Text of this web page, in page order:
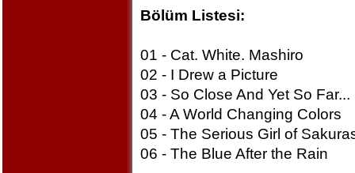
Bölüm Listesi:
01 - Cat. White. Mashiro
02 - I Drew a Picture
03 - So Close And Yet So Far...
04 - A World Changing Colors
05 - The Serious Girl of
06 - The Blue After the Rain